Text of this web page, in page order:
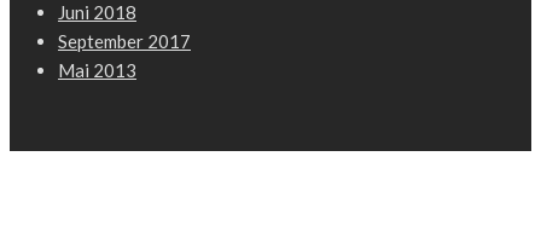
Juni 2018
September 2017
Mai 2013